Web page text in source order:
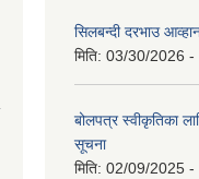
सिलबन्दी दरभाउ
मिति: 03/30/2026 -
बोलपत्र स्वीकृतिका
सूचना
मिति: 02/09/2025 -